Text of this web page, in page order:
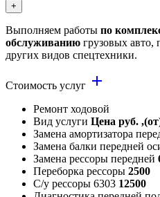
+
Выполняем работы по
обслуживанию грузовых авто,
других видов спецтехники.
Стоимость услуг add
Ремонт ходовой
Вид услуги Цена руб.
Замена амортизатора
Замена балки передней
Замена рессоры передней
Переборка рессоры 2500
С/у рессоры 6303 12500